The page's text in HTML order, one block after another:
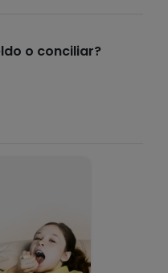
o conciliar?